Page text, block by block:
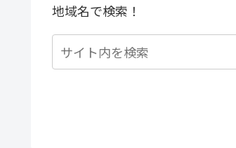
地域名で検索！